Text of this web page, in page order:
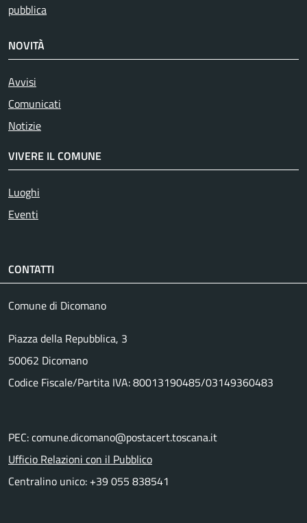
pubblica
NOVITÀ
Avvisi
Comunicati
Notizie
VIVERE IL COMUNE
Luoghi
Eventi
CONTATTI
Comune di Dicomano
Piazza della Repubblica, 3
50062 Dicomano
Codice Fiscale/Partita IVA: 80013190485/03149360483
PEC: comune.dicomano@postacert.toscana.it
Ufficio Relazioni con il Pubblico
Centralino unico: +39 055 838541